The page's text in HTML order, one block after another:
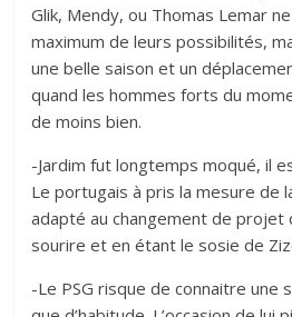
Glik, Mendy, ou Thomas Lemar
maximum de leurs possibilités,
une belle saison et un
quand les hommes forts du
de moins bien.
-Jardim fut longtemps moqué, il
Le portugais à pris la mesure de
adapté au changement de projet
sourire et en étant le sosie de
-Le PSG risque de connaitre une